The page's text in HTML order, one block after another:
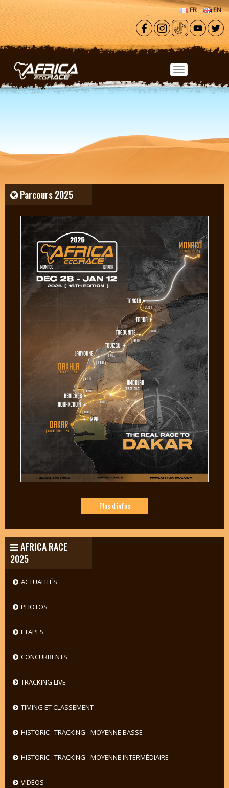
Aller au contenu principal
FR EN
Parcours 2025
Plus d'infos
AFRICA RACE
2025
ACTUALITÉS
PHOTOS
ETAPES
CONCURRENTS
TRACKING LIVE
TIMING ET CLASSEMENT
HISTORIC : TRACKING - MOYENNE BASSE
HISTORIC : TRACKING - MOYENNE INTERMÉDIAIRE
VIDÉOS